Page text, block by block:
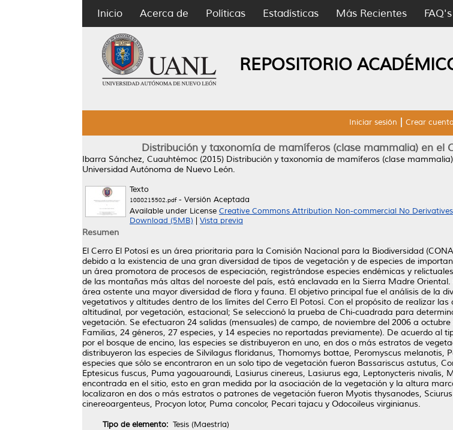
Inicio Acerca de Políticas Estadísticas Más Recientes FAQ's
REPOSITORIO
Iniciar sesión Crear cuenta
Distribución y taxonomía de mamíferos (clase mammalia) en el
Ibarra Sánchez, Cuauhtémoc (2015) Distribución y taxonomía de mamíferos (clase
Universidad Autónoma de Nuevo León.
Texto
1080215502.pdf- Versión Aceptada
Available under License Creative Commons Attribution Non-commercial No Derivatives
Download (5MB)
Vista previa
Resumen
El Cerro El Potosí es un área prioritaria para la Comisión Nacional para la Biodiversidad
debido a la existencia de una gran diversidad de tipos de vegetación y de especies de
un área promotora de procesos de especiación, registrándose especies endémicas y
de las montañas más altas del noroeste del país, está enclavada en la Sierra Madre
área ostente una mayor diversidad de flora y fauna. El objetivo principal fue el análisis de la
vegetativos y altitudes dentro de los límites del Cerro El Potosí. Con el propósito de realizar
altitudinal, por vegetación, estacional; Se seleccionó la prueba de Chi-cuadrada para
vegetación. Se efectuaron 24 salidas (mensuales) de campo, de noviembre del 2006 a
Familias, 24 géneros, 27 especies, y 14 especies no reportadas previamente). De acuerdo al
por el bosque de encino, las especies se distribuyeron en uno, en dos o más estratos de
distribuyeron las especies de Silvilagus floridanus, Thomomys bottae, Peromyscus melanotis,
especies que sólo se encontraron en un solo tipo de vegetación fueron Bassariscus astutus,
Eptesicus fuscus, Puma yagouaroundi, Lasiurus cinereus, Lasiurus ega, Leptonycteris
encontrada en el sitio, esto en gran medida por la asociación de la vegetación y la altura
localizaron en dos o más estratos o patrones de vegetación fueron Myotis thysanodes,
cinereoargenteus, Procyon lotor, Puma concolor, Pecari tajacu y Odocoileus virginianus.
Tipo de elemento: Tesis (Maestría)